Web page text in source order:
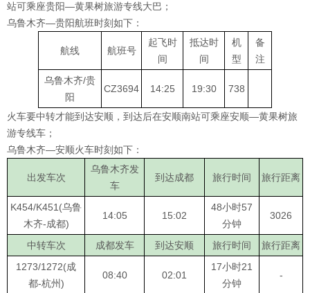
站可乘座贵阳—黄果树旅游专线大巴；
乌鲁木齐—贵阳航班时刻如下：
航线 航班号
起飞时
间
抵达时
间
机
型
备
注
乌鲁木齐/贵
阳
CZ3694 14:25 19:30 738
火车要中转才能到达安顺，到达后在安顺南站可乘座安顺—黄果树旅
游专线车；
乌鲁木齐—安顺火车时刻如下：
出发车次
乌鲁木齐发
车
到达成都 旅行时间 旅行距离
K454/K451(乌鲁
木齐-成都)
14:05 15:02
48小时57
分钟
3026
中转车次 成都发车 到达安顺 旅行时间
旅行距离
1273/1272(成
都-杭州)
08:40 02:01
17小时21
分钟
-